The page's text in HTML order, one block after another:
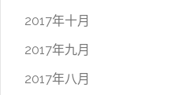
2017年十月
2017年九月
2017年八月